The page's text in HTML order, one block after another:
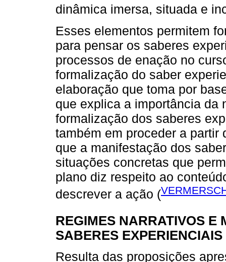
dinâmica imersa, situada e
Esses elementos permitem
para pensar os saberes
processos de enação no
formalização do saber
elaboração que toma por
que explica a importância da
formalização dos saberes
também em proceder a
que a manifestação dos
situações concretas que
plano diz respeito ao
descrever a ação (
REGIMES NARRATIVOS E
SABERES EXPERIENCIAIS
Resulta das proposições